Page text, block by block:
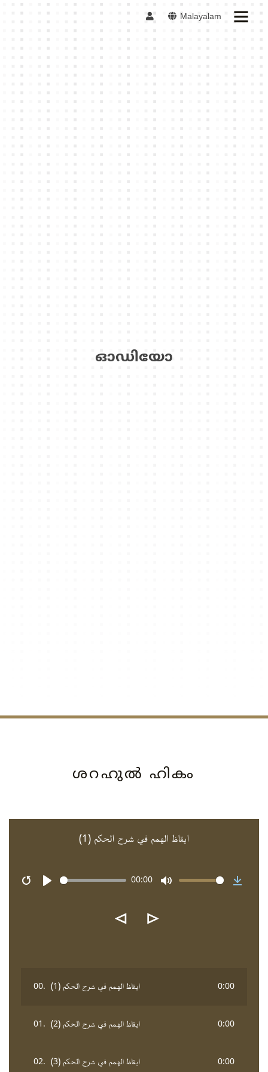
Malayalam
ഓഡിയോ
ശറഹുല്‍ ഹികം
ايقاظ الهمم في شرح الحكم (1)
00:00
⊲ ⊳
00. ايقاظ الهمم في شرح الحكم (1) 0:00
01. ايقاظ الهمم في شرح الحكم (2) 0:00
02. ايقاظ الهمم في شرح الحكم (3) 0:00